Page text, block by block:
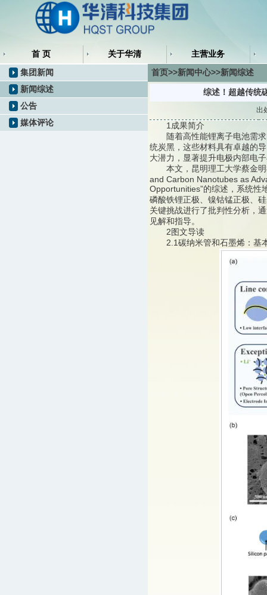
首 页 关于华清 主营业务
集团新闻
新闻综述
公告
媒体评论
首页>>新闻中心>>新闻综述
综述！超越传统
出
1成果简介
随着高性能锂离子电池需求
统炭黑，这些材料具有卓越的
大潜力，显著提升电极内部电
本文，昆明理工大学蔡金明
and Carbon Nanotubes as
Opportunities”的综述，系统性
磷酸铁锂正极、镍钴锰正极、
关键挑战进行了批判性分析，
见解和指导。
2图文导读
2.1碳纳米管和石墨烯：基